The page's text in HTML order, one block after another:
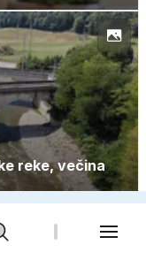
reke, večina